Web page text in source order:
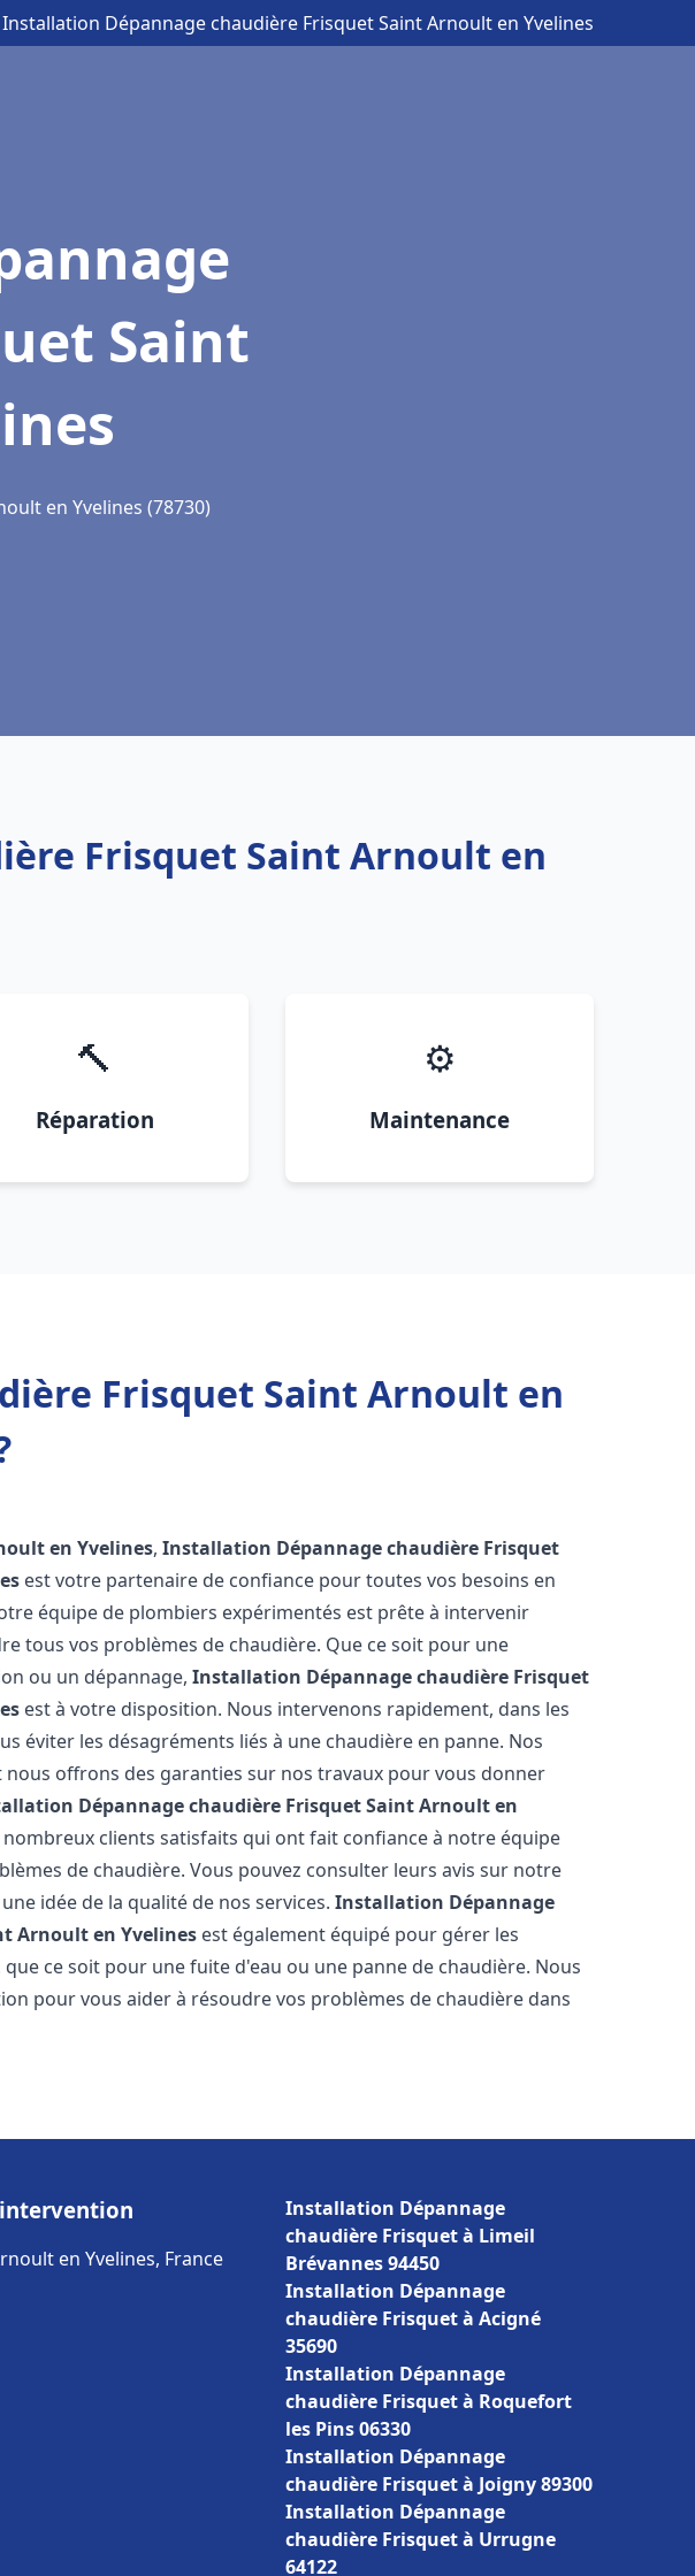
Installation Dépannage chaudière Frisquet Saint Arnoult en Yvelines
Saint
en Yvelines (78730)
Frisquet Saint Arnoult en
🔨
Réparation
⚙️
Maintenance
Frisquet Saint Arnoult en
en Yvelines,Installation Dépannage chaudière Frisquet
est votre partenaire de confiance pour toutes vos besoins en
équipe de plombiers expérimentés est prête à intervenir
tous vos problèmes de chaudière. Que ce soit pour une
ou un dépannage,Installation Dépannage chaudière Frisquet
est à votre disposition. Nous intervenons rapidement, dans les
éviter les désagréments liés à une chaudière en panne. Nos
offrons des garanties sur nos travaux pour vous donner
Dépannage chaudière FrisquetSaint Arnoult en
nombreux clients satisfaits qui ont fait confiance à notre équipe
de chaudière. Vous pouvez consulter leurs avis sur notre
idée de la qualité de nos services.Installation Dépannage
Arnoult en Yvelines est également équipé pour gérer les
ce soit pour une fuite d'eau ou une panne de chaudière. Nous
pour vous aider à résoudre vos problèmes de chaudière dans
en Yvelines, France
Installation Dépannage
chaudière Frisquet à Limeil
Brévannes 94450
Installation Dépannage
chaudière Frisquet à Acigné
35690
Installation Dépannage
chaudière Frisquet à Roquefort
les Pins 06330
Installation Dépannage
chaudière Frisquet à Joigny 89300
Installation Dépannage
chaudière Frisquet à Urrugne
64122